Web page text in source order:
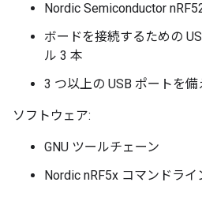
Nordic Semiconductor
ボードを接続するための
ル 3 本
3 つ以上の USB ポートを
ソフトウェア:
GNU ツールチェーン
Nordic nRF5x コマンドライ